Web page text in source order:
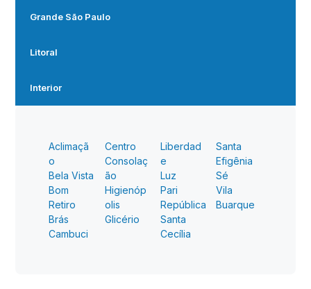
Grande São Paulo
Litoral
Interior
Aclimaçã
o
Bela Vista
Bom
Retiro
Brás
Cambuci
Centro
Consolaç
ão
Higienóp
olis
Glicério
Liberdad
e
Luz
Pari
República
Santa
Cecília
Santa
Efigênia
Sé
Vila
Buarque